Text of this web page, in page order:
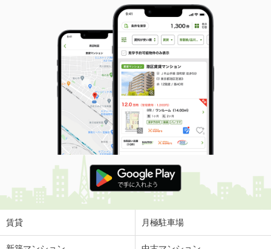
賃貸 月極駐車場